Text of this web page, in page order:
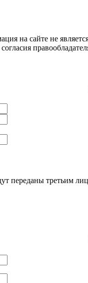
на сайте не
переданы третьим